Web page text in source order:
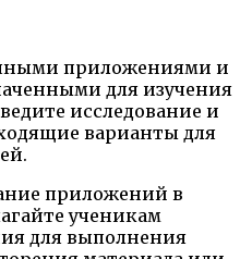
приложениями и
для изучения
исследование и
варианты для
приложений в
ученикам
для выполнения